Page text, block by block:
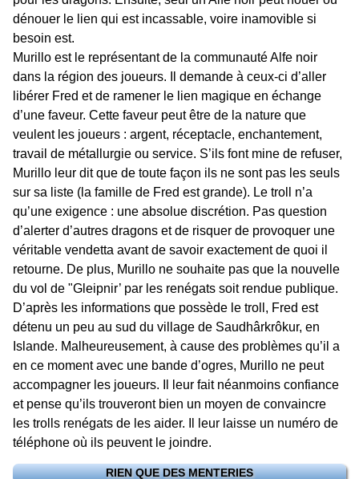
dénouer le lien qui est incassable, voire inamovible si
besoin est.
Murillo est le représentant de la communauté Alfe noir
dans la région des joueurs. Il demande à ceux-ci d’aller
libérer Fred et de ramener le lien magique en échange
d’une faveur. Cette faveur peut être de la nature que
veulent les joueurs : argent, réceptacle, enchantement,
travail de métallurgie ou service. S’ils font mine de refuser,
Murillo leur dit que de toute façon ils ne sont pas les seuls
sur sa liste (la famille de Fred est grande). Le troll n’a
qu’une exigence : une absolue discrétion. Pas question
d’alerter d’autres dragons et de risquer de provoquer une
véritable vendetta avant de savoir exactement de quoi il
retourne. De plus, Murillo ne souhaite pas que la nouvelle
du vol de "Gleipnir’ par les renégats soit rendue publique.
D’après les informations que possède le troll, Fred est
détenu un peu au sud du village de Saudhârkrôkur, en
Islande. Malheureusement, à cause des problèmes qu’il a
en ce moment avec une bande d’ogres, Murillo ne peut
accompagner les joueurs. Il leur fait néanmoins confiance
et pense qu’ils trouveront bien un moyen de convaincre
les trolls renégats de les aider. Il leur laisse un numéro de
téléphone où ils peuvent le joindre.
RIEN QUE DES MENTERIES